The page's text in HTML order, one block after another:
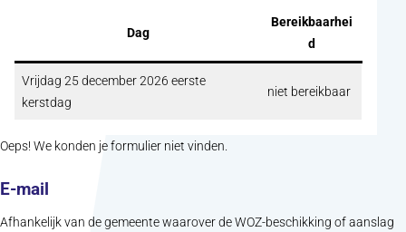
Dag
Bereikbaarhei
d
Vrijdag 25 december 2026 eerste
kerstdag
niet bereikbaar
Oeps! We konden je formulier niet vinden.
E-mail
Afhankelijk van de gemeente waarover de WOZ-beschikking of aanslag